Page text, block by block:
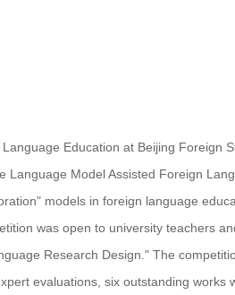
Education at Beijing Foreign
Model Assisted Foreign
models in foreign language
was open to university teachers
Research Design." The
evaluations, six outstanding works